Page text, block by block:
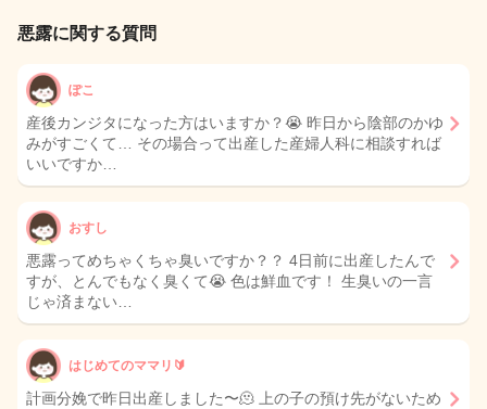
悪露に関する質問
ぽこ
産後カンジタになった方はいますか？😭 昨日から陰部のかゆ
みがすごくて… その場合って出産した産婦人科に相談すれば
いいですか…
おすし
悪露ってめちゃくちゃ臭いですか？？ 4日前に出産したんで
すが、とんでもなく臭くて😭 色は鮮血です！ 生臭いの一言
じゃ済まない…
はじめてのママリ🔰
計画分娩で昨日出産しました〜🫠 上の子の預け先がないため